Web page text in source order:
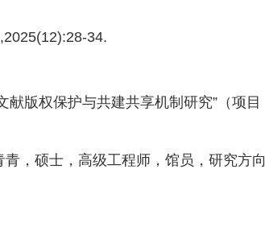
34.
版权保护与共建共享机制研究”（项目
，硕士，高级工程师，馆员，研究方向